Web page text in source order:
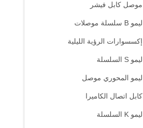
موصل كابل فيشر
ليمو B سلسلة موصلات
إكسسوارات الرؤية الليلية
ليمو S السلسلة
ليمو المحوري موصل
كابل اتصال الكاميرا
ليمو K السلسلة